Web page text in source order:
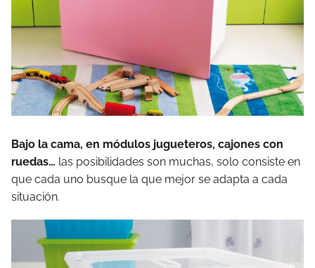
Bajo la cama, en módulos jugueteros, cajones con
ruedas… las posibilidades son muchas, solo consiste en
que cada uno busque la que mejor se adapta a cada
situación.